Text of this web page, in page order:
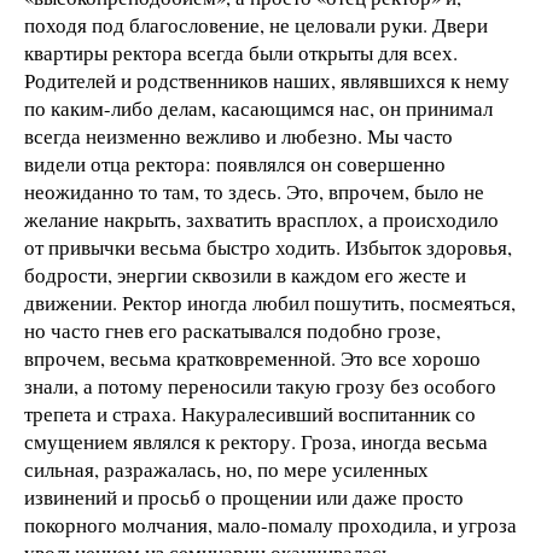
походя под благословение, не целовали руки. Двери
квартиры ректора всегда были открыты для всех.
Родителей и родственников наших, являвшихся к нему
по каким-либо делам, касающимся нас, он принимал
всегда неизменно вежливо и любезно. Мы часто
видели отца ректора: появлялся он совершенно
неожиданно то там, то здесь. Это, впрочем, было не
желание накрыть, захватить врасплох, а происходило
от привычки весьма быстро ходить. Избыток здоровья,
бодрости, энергии сквозили в каждом его жесте и
движении. Ректор иногда любил пошутить, посмеяться,
но часто гнев его раскатывался подобно грозе,
впрочем, весьма кратковременной. Это все хорошо
знали, а потому переносили такую грозу без особого
трепета и страха. Накуралесивший воспитанник со
смущением являлся к ректору. Гроза, иногда весьма
сильная, разражалась, но, по мере усиленных
извинений и просьб о прощении или даже просто
покорного молчания, мало-помалу проходила, и угроза